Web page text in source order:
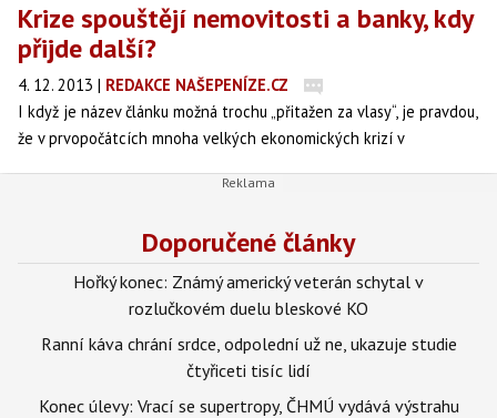
Krize spouštějí nemovitosti a banky, kdy
přijde další?
4. 12. 2013 | REDAKCE NAŠEPENÍZE.CZ
I když je název článku možná trochu „přitažen za vlasy“, je pravdou,
že v prvopočátcích mnoha velkých ekonomických krizí v
trhu spojena s liberalizací na finančním trhu, která vedla k
Doporučené články
Hořký konec: Známý americký veterán schytal v
rozlučkovém duelu bleskové KO
Ranní káva chrání srdce, odpolední už ne, ukazuje studie
čtyřiceti tisíc lidí
Konec úlevy: Vrací se supertropy, ČHMÚ vydává výstrahu